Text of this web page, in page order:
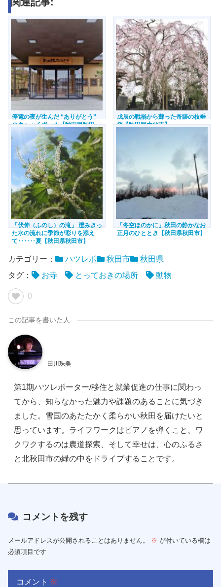
停電の夜が生んだ “ありがとう”
のキャッチボール【秋田県秋田
市】
戊辰の戦禍から蘇った奇跡の枝垂
桜【秋田県大仙市】
「伏伸（ふのし）の滝」 澄みきっ
た水の流れに季節が彩りを添え
て‥‥‥夏【秋田県秋田市】
「冬空ほのかに」秋田の静かなお
正月のひととき【秋田県秋田市】
カテゴリー： ハツレポ 秋田市
秋田県
タグ：
お寺 とっておきの場所 動物
0
田川珠美
第1期ハツレポーター/移住と就業促進の仕事に関わっ
てから、知らなかった魅力や課題のあることに気づき
ました。雪国のあたたかく柔らかい秋田を届けたいと
思っています。ライフワークはピアノを弾くこと、ワ
クワクするのは農道探索、そして幸せは、心のふるさ
と北秋田市の緑の中をドライブすることです。
コメントを残す
メールアドレスが公開されることはありません。 ※ が付いている欄は
必須項目です
コメント ※